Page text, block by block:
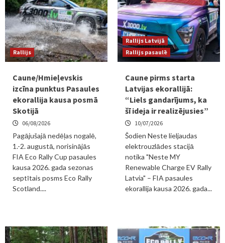
Rallijs
Caune/Hmieļevskis
izcīna punktus Pasaules
ekorallija kausa posmā
Skotijā
06/08/2026
Pagājušajā nedēļas nogalē,
1.-2. augustā, norisinājās
FIA Eco Rally Cup pasaules
kausa 2026. gada sezonas
septītais posms Eco Rally
Scotland....
Rallijs Latvijā
Rallijs pasaulē
Caune pirms starta
Latvijas ekorallijā:
“Liels gandarījums, ka
šī ideja ir realizējusies”
10/07/2026
Šodien Neste lieljaudas
elektrouzlādes stacijā
notika "Neste MY
Renewable Charge EV Rally
Latvia" – FIA pasaules
ekorallija kausa 2026. gada...